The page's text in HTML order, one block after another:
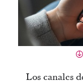
Los canales